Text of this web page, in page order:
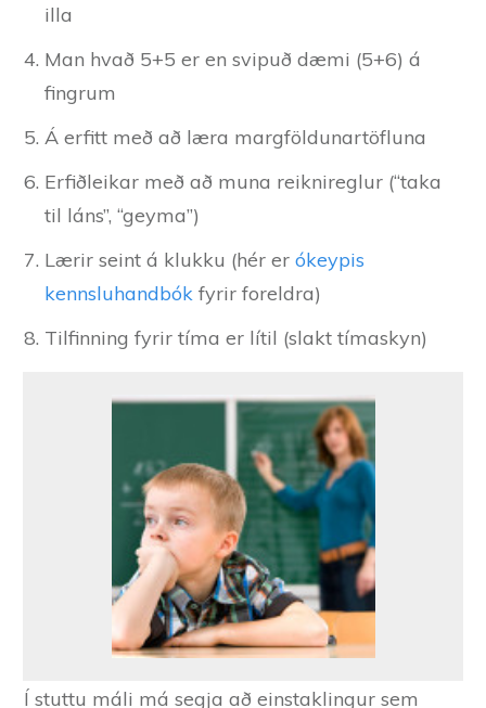
illa
Man hvað 5+5 er en svipuð dæmi (5+6) á
fingrum
Á erfitt með að læra margföldunartöfluna
Erfiðleikar með að muna reiknireglur (“taka
til láns”, “geyma”)
Lærir seint á klukku (hér er ókeypis
kennsluhandbók fyrir foreldra)
Tilfinning fyrir tíma er lítil (slakt tímaskyn)
Í stuttu máli má segja að einstaklingur sem